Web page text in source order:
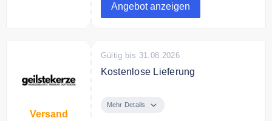
Angebot anzeigen
Versand
Gültig bis 31.08.2026
Kostenlose Lieferung
Online Shop versandkostenfrei.
Mehr Details